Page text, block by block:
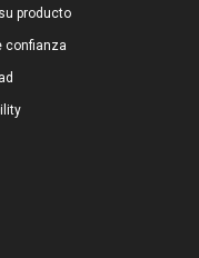
producto
confianza